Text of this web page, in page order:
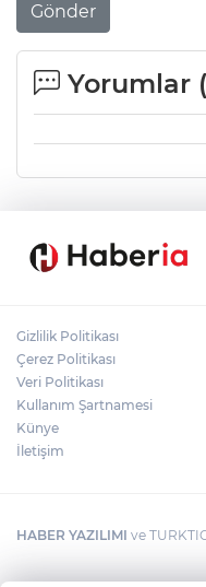
Gönder
Yorumlar (
Gizlilik Politikası
Çerez Politikası
Veri Politikası
Kullanım Şartnamesi
Künye
İletişim
HABER YAZILIMI ve